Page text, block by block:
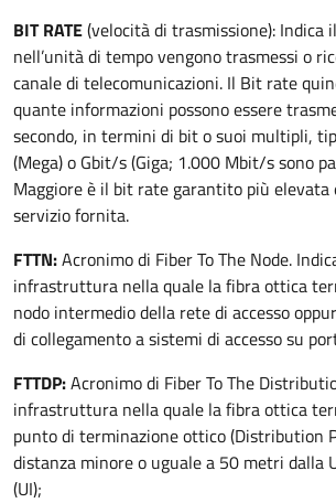
BIT RATE(velocità di trasmissione): Indica
nell’unità di tempo vengono trasmessi o
canale di telecomunicazioni. Il Bit rate
quante informazioni possono essere
secondo, in termini di bit o suoi multipli,
(Mega) o Gbit/s (Giga; 1.000 Mbit/s sono
Maggiore è il bit rate garantito più elevata
servizio fornita.
FTTN:Acronimo di Fiber To The Node.
infrastruttura nella quale la fibra ottica
nodo intermedio della rete di accesso
di collegamento a sistemi di accesso su
FTTDP:Acronimo di Fiber To The
infrastruttura nella quale la fibra ottica
punto di terminazione ottico (Distribution
distanza minore o uguale a 50 metri dalla
(UI);